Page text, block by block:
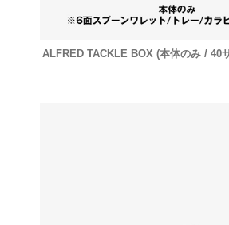
ALFRED TACKLE BOX (本体のみ / 40